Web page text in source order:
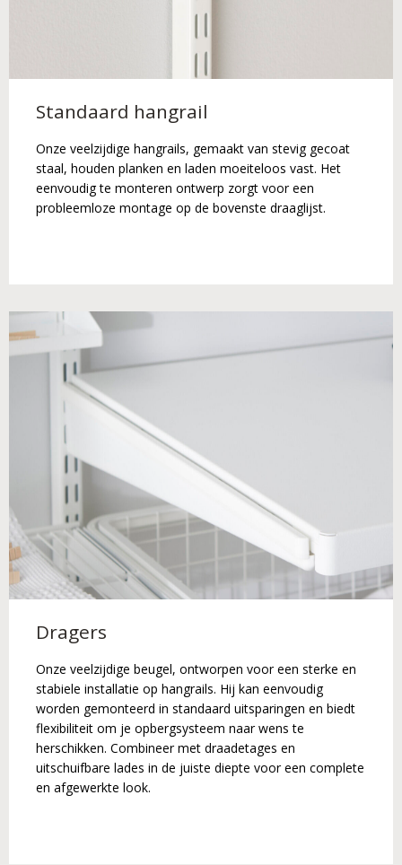
Standaard hangrail
Onze veelzijdige hangrails, gemaakt van stevig gecoat
staal, houden planken en laden moeiteloos vast. Het
eenvoudig te monteren ontwerp zorgt voor een
probleemloze montage op de bovenste draaglijst.
Dragers
Onze veelzijdige beugel, ontworpen voor een sterke en
stabiele installatie op hangrails. Hij kan eenvoudig
worden gemonteerd in standaard uitsparingen en biedt
flexibiliteit om je opbergsysteem naar wens te
herschikken. Combineer met draadetages en
uitschuifbare lades in de juiste diepte voor een complete
en afgewerkte look.